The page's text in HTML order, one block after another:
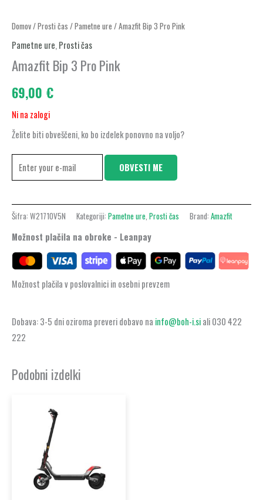
Domov/Prosti čas /Pametne ure / Amazfit Bip 3 Pro Pink
Pametne ure, Prosti čas
Amazfit Bip 3 Pro Pink
69,00 €
Ni na zalogi
Želite biti obveščeni, ko bo izdelek ponovno na voljo?
OBVESTI ME
Šifra: W2171OV5N Kategoriji: Pametne ure Prosti čas Brand: Amazfit
Možnost plačila na obroke - Leanpay
Možnost plačila v poslovalnici in osebni prevzem
Dobava: 3-5 dni oziroma preveri dobavo na info@boh-i.siali 030 422
222
Podobni izdelki